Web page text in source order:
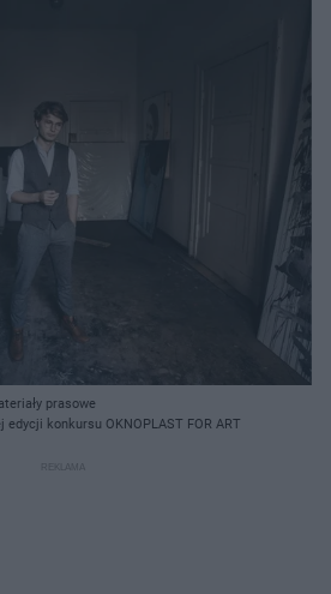
prasowe
edycji konkursu OKNOPLAST FOR ART